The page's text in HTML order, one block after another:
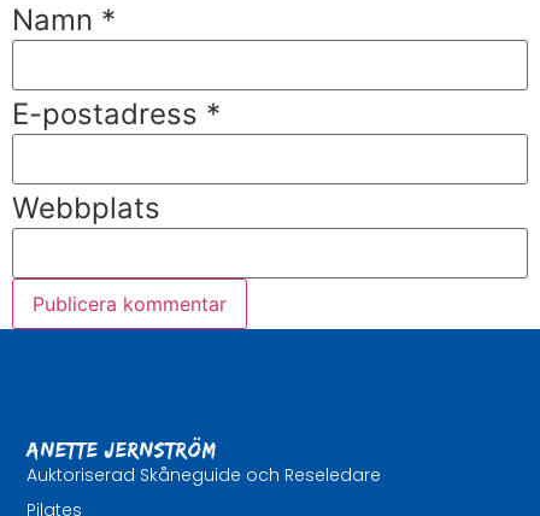
Namn *
E-postadress *
Webbplats
Anette Jernström
Auktoriserad Skåneguide och Reseledare
Pilates